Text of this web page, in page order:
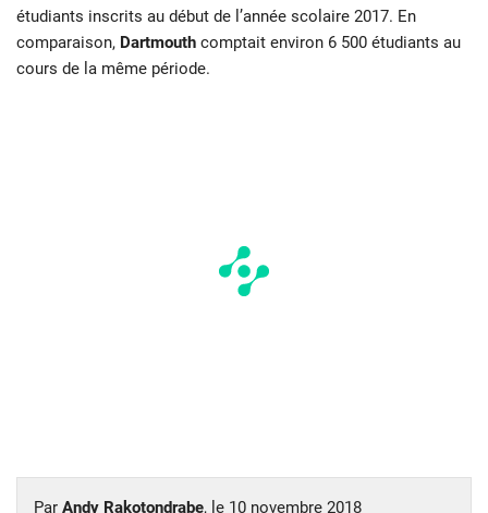
étudiants inscrits au début de l’année scolaire 2017. En
comparaison, Dartmouth comptait environ 6 500 étudiants au
cours de la même période.
Par Andy Rakotondrabe, le 10 novembre 2018